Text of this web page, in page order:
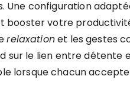
Une configuration
booster votre
relaxationet les gestes
sur le lien entre détente
lorsque chacun accepte